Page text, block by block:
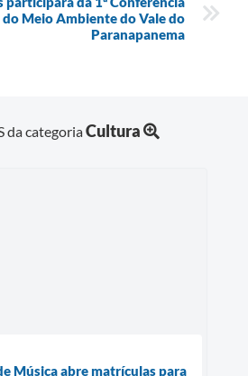
Meio Ambiente do Vale do
Paranapanema
da categoriaCultura
Música abre matrículas para